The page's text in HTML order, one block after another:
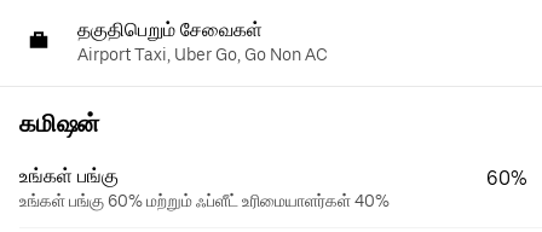
தகுதிபெறும் சேவைகள்
Airport Taxi, Uber Go, Go Non AC
கமிஷன்
உங்கள் பங்கு
உங்கள் பங்கு 60% மற்றும் ஃப்ளீட் உரிமையாளர்கள் 40%
60%